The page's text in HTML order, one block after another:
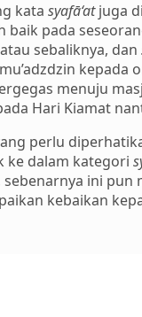
kata syafā‘atjuga
baik pada
sebaliknya, dan
kepada
menuju
Hari Kiamat
perlu
ke dalam kategori
sebenarnya ini pun
kebaikan